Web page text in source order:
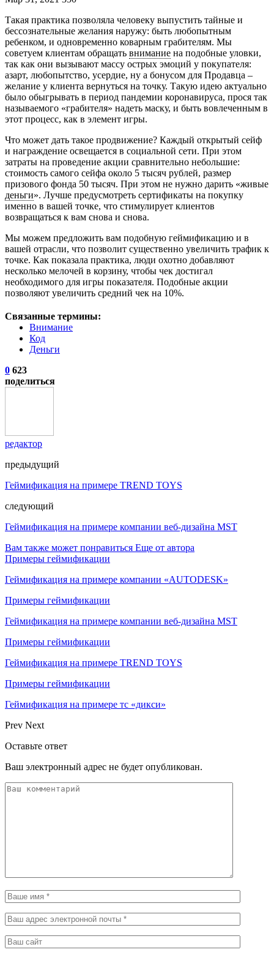
Такая практика позволяла человеку выпустить тайные и
бессознательные желания наружу: быть любопытным
ребенком, и одновременно коварным грабителям. Мы
советуем клиентам обращать внимание на подобные уловки,
так как они вызывают массу острых эмоций у покупателя:
азарт, любопытство, усердие, ну а бонусом для Продавца –
желание у клиента вернуться на точку. Такую идею актуально
было обыгрывать в период пандемии коронавируса, прося так
называемого «грабителя» надеть маску, и быть вовлеченным в
этот процесс, как в элемент игры.
Что может дать такое продвижение? Каждый открытый сейф
и награждение освещается в социальной сети. При этом
затраты на проведение акции сравнительно небольшие:
стоимость самого сейфа около 5 тысяч рублей, размер
призового фонда 50 тысяч. При этом не нужно дарить «живые
деньги». Лучше предусмотреть сертификаты на покупку
именно в вашей точке, что стимулирует клиентов
возвращаться к вам снова и снова.
Мы можем предложить вам подобную геймификацию и в
вашей отрасли, что позволит существенно увеличить трафик к
точке. Как показала практика, люди охотно добавляют
несколько мелочей в корзину, чтобы чек достигал
необходимого для игры показателя. Подобные акции
позволяют увеличить средний чек на 10%.
Связанные термины:
Внимание
Код
Деньги
0 623
поделиться
редактор
предыдущий
Геймификация на примере TREND TOYS
следующий
Геймификация на примере компании веб-дизайна MST
Вам также может понравиться Еще от автора
Примеры геймификации
Геймификация на примере компании «AUTODESK»
Примеры геймификации
Геймификация на примере компании веб-дизайна MST
Примеры геймификации
Геймификация на примере TREND TOYS
Примеры геймификации
Геймификация на примере тс «дикси»
Prev Next
Оставьте ответ
Ваш электронный адрес не будет опубликован.